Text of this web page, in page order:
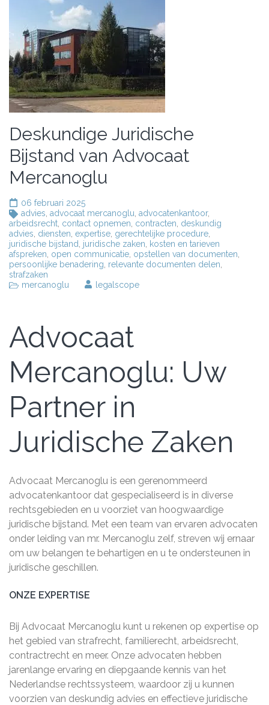
Deskundige Juridische
Bijstand van Advocaat
Mercanoglu
06 februari 2025
advies advocaat mercanoglu advocatenkantoor,
arbeidsrecht contact opnemen contracten deskundig
advies diensten expertise gerechtelijke procedure
juridische bijstand
juridische zaken
kosten en tarieven
afspreken open communicatie opstellen van documenten
persoonlijke benadering relevante documenten delen
strafzaken
mercanoglu
legalscope
Advocaat
Mercanoglu: Uw
Partner in
Juridische Zaken
Advocaat Mercanoglu is een gerenommeerd
advocatenkantoor dat gespecialiseerd is in diverse
rechtsgebieden en u voorziet van hoogwaardige
juridische bijstand. Met een team van ervaren advocaten
onder leiding van mr. Mercanoglu zelf, streven wij ernaar
om uw belangen te behartigen en u te ondersteunen in
juridische geschillen.
ONZE EXPERTISE
Bij Advocaat Mercanoglu kunt u rekenen op expertise op
het gebied van strafrecht, familierecht, arbeidsrecht,
contractrecht en meer. Onze advocaten hebben
jarenlange ervaring en diepgaande kennis van het
Nederlandse rechtssysteem, waardoor zij u kunnen
voorzien van deskundig advies en effectieve juridische